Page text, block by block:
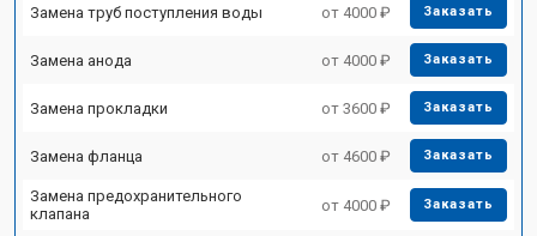
Замена труб поступления воды от 4000 ₽ Заказать
Замена анода от 4000 ₽ Заказать
Замена прокладки от 3600 ₽ Заказать
Замена фланца от 4600 ₽ Заказать
Замена предохранительного
клапана
от 4000 ₽ Заказать